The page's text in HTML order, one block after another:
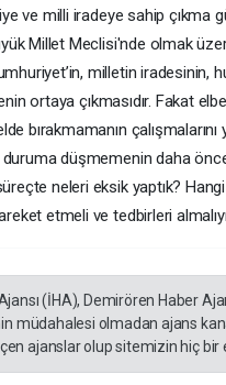
ve milli iradeye sahip çıkma
Millet Meclisi'nde olmak
milletin iradesinin,
ortaya çıkmasıdır. Fakat
bırakmamanın
düşmemenin daha
neleri eksik yaptık?
etmeli ve tedbirleri
(İHA), Demirören Haber
müdahalesi olmadan ajans
ajanslar olup sitemizin hiç